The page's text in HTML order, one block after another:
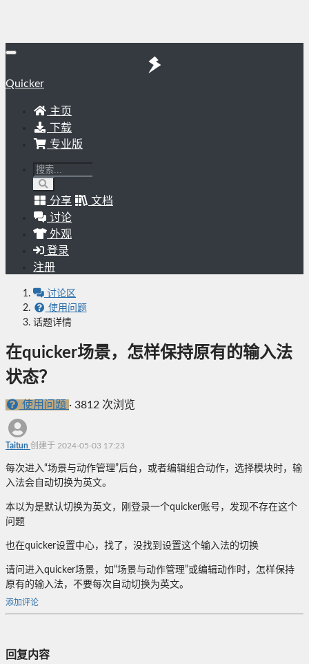
Quicker
主页
下载
专业版
分享
文档
讨论
外观
登录
注册
讨论区
使用问题
话题详情
在quicker场景，怎样保持原有的输入法
状态？
使用问题 · 3812 次浏览
Taitun 创建于 2024-05-03 17:23
每次进入“场景与动作管理”后台，或者编辑组合动作，选择模块时，输
入法会自动切换为英文。
本以为是默认切换为英文，刚登录一个quicker账号，发现不存在这个
问题
也在quicker设置中心，找了，没找到设置这个输入法的切换
请问进入quicker场景，如“场景与动作管理”或编辑动作时，怎样保持
原有的输入法，不要每次自动切换为英文。
添加评论
回复内容